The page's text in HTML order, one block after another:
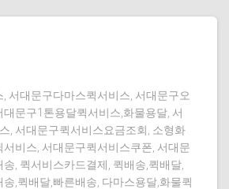
서대문구다마스퀵서비스, 서대문구오
대문구1톤용달퀵서비스,화물용달, 서
, 서대문구퀵서비스요금조회, 소형화
서비스, 서대문구퀵서비스쿠폰, 서대문
, 퀵서비스카드결제, 퀵배송,퀵배달,
,퀵배달,빠른배송, 다마스용달,화물퀵